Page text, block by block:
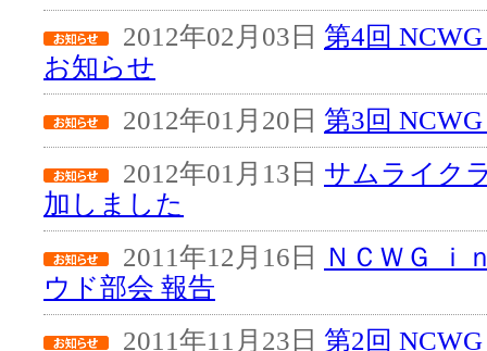
2012年02月03日 第4回
お知らせ
2012年01月20日 第3回
2012年01月13日 サムライク
加しました
2011年12月16日
ＮＣＷＧ ｉ
ウド部会 報告
2011年11月23日 第2回